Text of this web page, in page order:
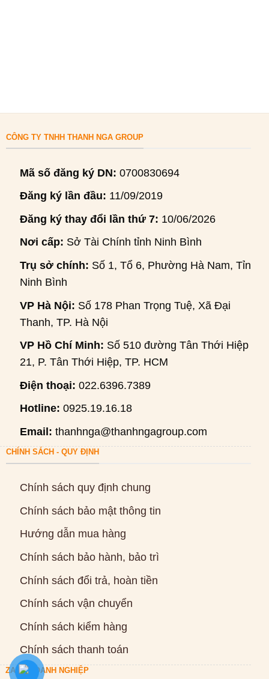
CÔNG TY TNHH THANH NGA GROUP
Mã số đăng ký DN: 0700830694
Đăng ký lần đầu: 11/09/2019
Đăng ký thay đổi lần thứ 7: 10/06/2026
Nơi cấp: Sở Tài Chính tỉnh Ninh Bình
Trụ sở chính: Số 1, Tổ 6, Phường Hà Nam, Tỉnh
Ninh Bình
VP Hà Nội: Số 178 Phan Trọng Tuệ, Xã Đại
Thanh, TP. Hà Nội
VP Hồ Chí Minh: Số 510 đường Tân Thới Hiệp
21, P. Tân Thới Hiệp, TP. HCM
Điện thoại: 022.6396.7389
Hotline: 0925.19.16.18
Email: thanhnga@thanhngagroup.com
CHÍNH SÁCH - QUY ĐỊNH
Chính sách quy định chung
Chính sách bảo mật thông tin
Hướng dẫn mua hàng
Chính sách bảo hành, bảo trì
Chính sách đổi trả, hoàn tiền
Chính sách vận chuyển
Chính sách kiểm hàng
Chính sách thanh toán
ZALO DOANH NGHIỆP